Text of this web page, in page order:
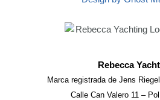
Rebecca
Marca registrada de Jens
Calle Can Valero 11 –